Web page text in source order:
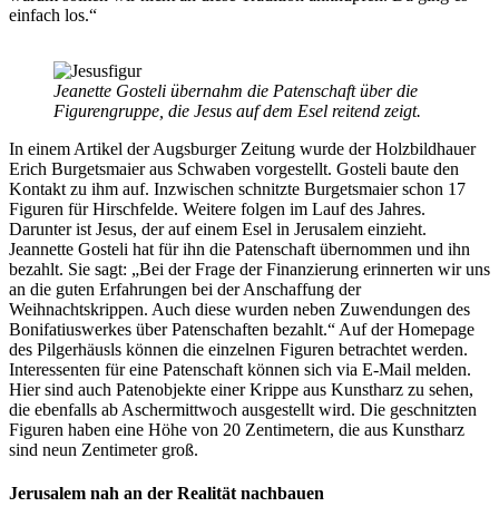
einfach los.“
Jeanette Gosteli übernahm die Patenschaft über die
Figurengruppe, die Jesus auf dem Esel reitend zeigt.
In einem Artikel der Augsburger Zeitung wurde der Holzbildhauer
Erich Burgetsmaier aus Schwaben vorgestellt. Gosteli baute den
Kontakt zu ihm auf. Inzwischen schnitzte Burgetsmaier schon 17
Figuren für Hirschfelde. Weitere folgen im Lauf des Jahres.
Darunter ist Jesus, der auf einem Esel in Jerusalem einzieht.
Jeannette Gosteli hat für ihn die Patenschaft übernommen und ihn
bezahlt. Sie sagt: „Bei der Frage der Finanzierung erinnerten wir uns
an die guten Erfahrungen bei der Anschaffung der
Weihnachtskrippen. Auch diese wurden neben Zuwendungen des
Bonifatiuswerkes über Patenschaften bezahlt.“ Auf der Homepage
des Pilgerhäusls können die einzelnen Figuren betrachtet werden.
Interessenten für eine Patenschaft können sich via E-Mail melden.
Hier sind auch Patenobjekte einer Krippe aus Kunstharz zu sehen,
die ebenfalls ab Aschermittwoch ausgestellt wird. Die geschnitzten
Figuren haben eine Höhe von 20 Zentimetern, die aus Kunstharz
sind neun Zentimeter groß.
Jerusalem nah an der Realität nachbauen